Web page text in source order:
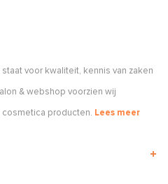
voor kwaliteit, kennis van zaken
& webshop voorzien wij
producten. Lees meer